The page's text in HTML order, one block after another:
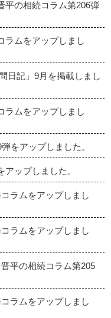
の相続コラム第206弾
ムをアップしまし
日記」9月を掲載しまし
ムをアップしまし
をアップしました。
ップしました。
ラムをアップしまし
ラムをアップしまし
平の相続コラム第205
ラムをアップしまし